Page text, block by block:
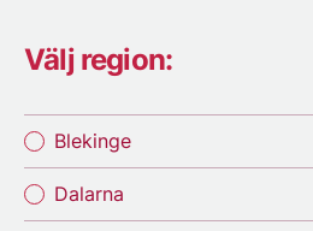
Välj region:
Blekinge
Dalarna